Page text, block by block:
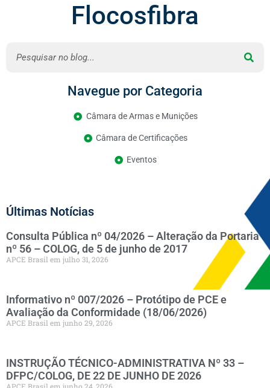
Flocosfibra
Navegue por Categoria
Câmara de Armas e Munições
Câmara de Certificações
Eventos
Últimas Notícias
Consulta Pública nº 04/2026 – Alteração da Portaria
nº 56 – COLOG, de 5 de junho de 2017
APCE Brasil julho 31, 2026
Informativo nº 007/2026 – Protótipo de PCE e
Avaliação da Conformidade (18/06/2026)
APCE Brasil junho 29, 2026
INSTRUÇÃO TÉCNICO-ADMINISTRATIVA Nº 33 –
DFPC/COLOG, DE 22 DE JUNHO DE 2026